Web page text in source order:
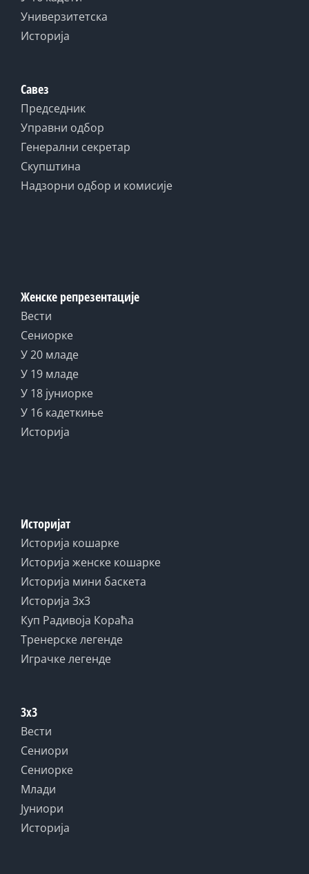
Универзитетска
Историја
Савез
Председник
Управни одбор
Генерални секретар
Скупштина
Надзорни одбор и комисије
Женске репрезентације
Вести
Сениорке
У 20 младе
У 19 младе
У 18 јуниорке
У 16 кадеткиње
Историја
Историјат
Историја кошарке
Историја женске кошарке
Историја мини баскета
Историја 3x3
Куп Радивоја Кораћа
Тренерске легенде
Играчке легенде
3x3
Вести
Сениори
Сениорке
Млади
Јуниори
Историја